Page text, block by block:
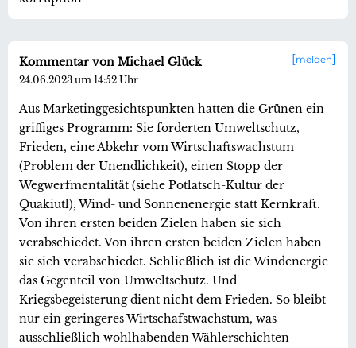
melden
Kommentar von Michael Glück
24.06.2023 um 14:52 Uhr
Aus Marketinggesichtspunkten hatten die Grünen ein
griffiges Programm: Sie forderten Umweltschutz,
Frieden, eine Abkehr vom Wirtschaftswachstum
(Problem der Unendlichkeit), einen Stopp der
Wegwerfmentalität (siehe Potlatsch-Kultur der
Quakiutl), Wind- und Sonnenenergie statt Kernkraft.
Von ihren ersten beiden Zielen haben sie sich
verabschiedet. Von ihren ersten beiden Zielen haben
sie sich verabschiedet. Schließlich ist die Windenergie
das Gegenteil von Umweltschutz. Und
Kriegsbegeisterung dient nicht dem Frieden. So bleibt
nur ein geringeres Wirtschafstwachstum, was
ausschließlich wohlhabenden Wählerschichten